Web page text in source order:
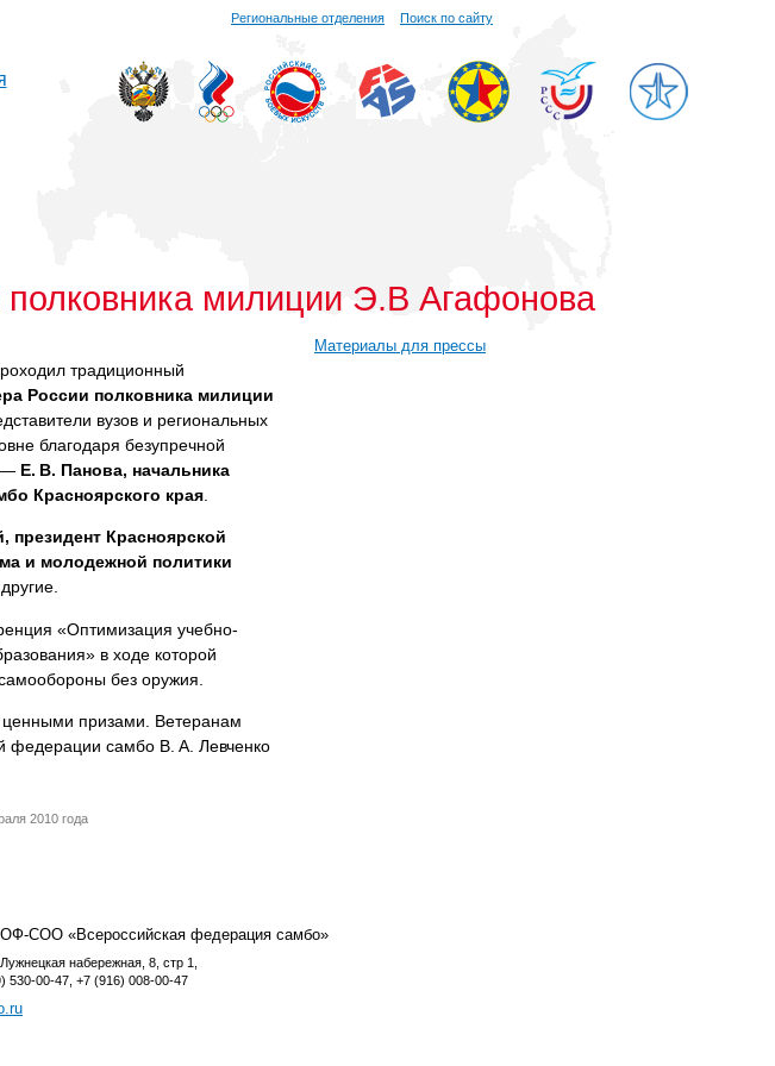
Региональные отделения Поиск по сайту
милиции Э.В Агафонова
традиционный
России полковника милиции
вузов и региональных
благодаря безупречной
— Е. В. Панова, начальника
Красноярского края
, президент Красноярской
и молодежной политики
«Оптимизация учебно-
в ходе которой
без оружия.
призами. Ветеранам
федерации самбо В. А. Левченко
2010 года
Материалы для прессы
СОО «Всероссийская федерация самбо»
набережная, 8, стр 1,
530-00-47, +7 (916) 008-00-47